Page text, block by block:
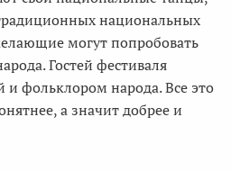
национальных
могут попробовать
Гостей фестиваля
и фольклором народа. Все это
а значит добрее и